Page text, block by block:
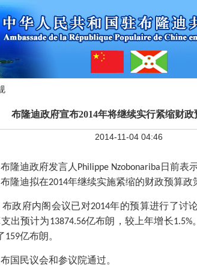
布隆迪政府宣布2014年将继续实行紧缩财政
2014-11-04 04:46
隆迪政府发言人 Philippe Nzobonariba 日前表
隆迪拟在2014年继续实施紧缩的财政预算政
政府内阁会议已对2014年的预算进行了讨
支出预计为13874.56亿布朗，较上年增长1.5%
159亿布朗。
国民议会和参议院通过。